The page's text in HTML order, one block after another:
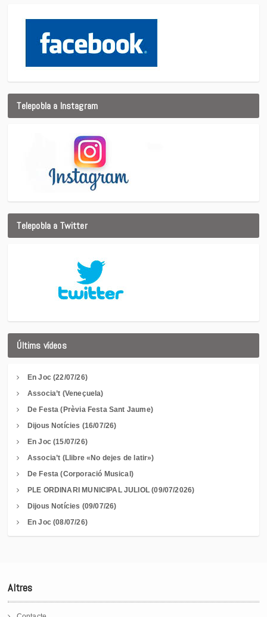
Telepobla a Instagram
Telepobla a Twitter
Últims vídeos
En Joc (22/07/26)
Associa’t (Veneçuela)
De Festa (Prèvia Festa Sant Jaume)
Dijous Notícies (16/07/26)
En Joc (15/07/26)
Associa’t (Llibre «No dejes de latir»)
De Festa (Corporació Musical)
PLE ORDINARI MUNICIPAL JULIOL (09/07/2026)
Dijous Notícies (09/07/26)
En Joc (08/07/26)
Altres